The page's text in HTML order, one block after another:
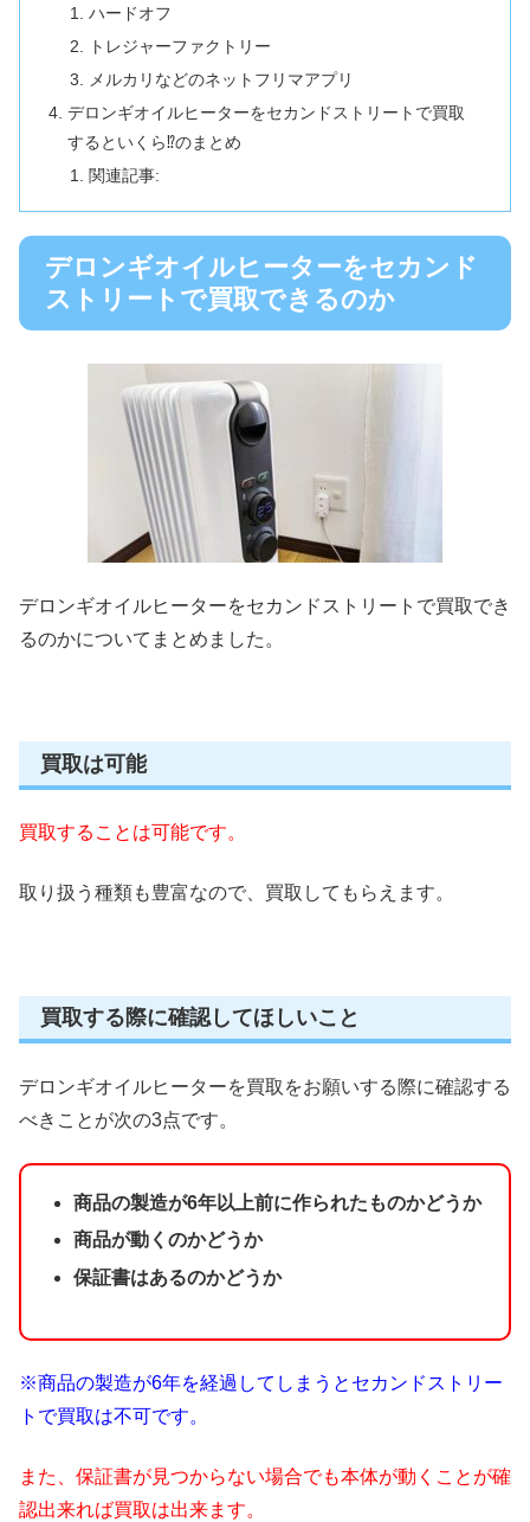
ハードオフ
トレジャーファクトリー
メルカリなどのネットフリマアプリ
デロンギオイルヒーターをセカンドストリートで買取
するといくら⁉のまとめ
関連記事:
デロンギオイルヒーターをセカンド
ストリートで買取できるのか
デロンギオイルヒーターをセカンドストリートで買取でき
るのかについてまとめました。
買取は可能
買取することは可能です。
取り扱う種類も豊富なので、買取してもらえます。
買取する際に確認してほしいこと
デロンギオイルヒーターを買取をお願いする際に確認する
べきことが次の3点です。
商品の製造が6年以上前に作られたものかどうか
商品が動くのかどうか
保証書はあるのかどうか
※商品の製造が6年を経過してしまうとセカンドストリー
トで買取は不可です。
また、保証書が見つからない場合でも本体が動くことが確
認出来れば買取は出来ます。